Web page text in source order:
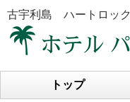
古宇利島 ハートロッ
トップ